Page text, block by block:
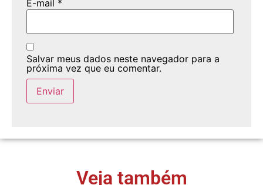
E-mail *
Salvar meus dados neste navegador para a
próxima vez que eu comentar.
Veja também